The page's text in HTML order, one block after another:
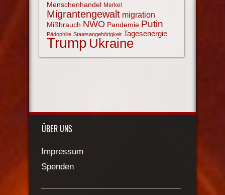
Menschenhandel Merkel
Migrantengewalt migration
Mißbrauch NWO Pandemie Putin
Pädophilie Staatsangehörigkeit Tagesenergie
Trump Ukraine
ÜBER UNS
Impressum
Spenden